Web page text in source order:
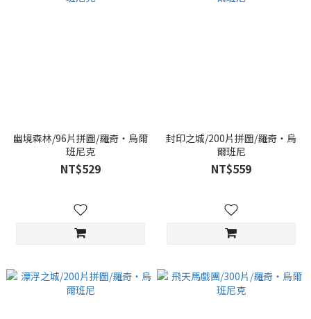
幽境森林/96片拼圖/羅奇‧烏爾
班尼克
NT$529
封印之城/200片拼圖/羅奇‧烏
爾班尼
NT$559